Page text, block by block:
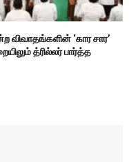
விவாதங்களின் ‘கார சார’
த்ரில்லர் பார்த்த